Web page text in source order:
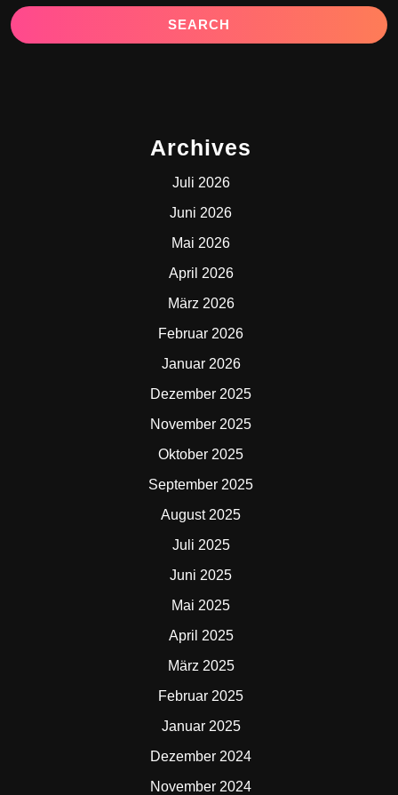
Archives
Juli 2026
Juni 2026
Mai 2026
April 2026
März 2026
Februar 2026
Januar 2026
Dezember 2025
November 2025
Oktober 2025
September 2025
August 2025
Juli 2025
Juni 2025
Mai 2025
April 2025
März 2025
Februar 2025
Januar 2025
Dezember 2024
November 2024